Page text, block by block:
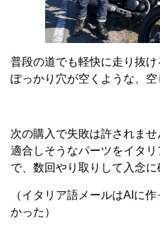
普段の道でも軽快に走り抜
ぽっかり穴が空くような、空
次の購入で失敗は許されませ
適合しそうなパーツをイタ
で、数回やり取りして入念に
（イタリア語メールはAIに
かった）